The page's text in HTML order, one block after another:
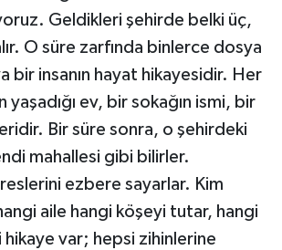
Geldikleri şehirde belki üç,
O süre zarfında binlerce dosya
bir insanın hayat hikayesidir. Her
yaşadığı ev, bir sokağın ismi, bir
Bir süre sonra, o şehirdeki
mahallesi gibi bilirler.
ezbere sayarlar. Kim
aile hangi köşeyi tutar, hangi
var; hepsi zihinlerine